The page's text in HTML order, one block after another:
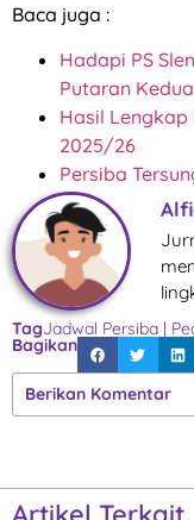
Baca juga :
Hadapi PS
Putaran Kedua
Hasil Lengkap
2025/26
Persiba
TagJadwal Persiba |
Bagikan
Berikan Komentar